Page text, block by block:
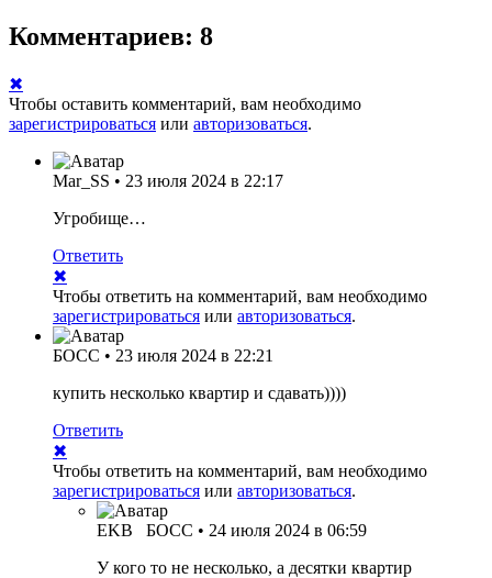
Комментариев: 8
✖
Чтобы оставить комментарий, вам необходимо
зарегистрироваться или авторизоваться.
Mar_SS • 23 июля 2024 в 22:17
Угробище…
Ответить
✖
Чтобы ответить на комментарий, вам необходимо
зарегистрироваться или авторизоваться.
БОСС • 23 июля 2024 в 22:21
купить несколько квартир и сдавать))))
Ответить
✖
Чтобы ответить на комментарий, вам необходимо
зарегистрироваться или авторизоваться.
EKB БОСС • 24 июля 2024 в 06:59
У кого то не несколько, а десятки квартир